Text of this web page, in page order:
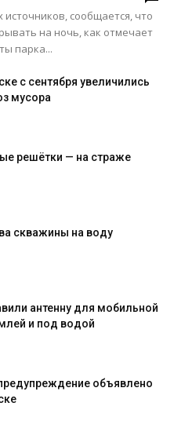
сообщается, что
на ночь, как отмечает
парка...
с сентября увеличились
мусора
решётки — на страже
скважины на воду
антенну для мобильной
и под водой
объявлено